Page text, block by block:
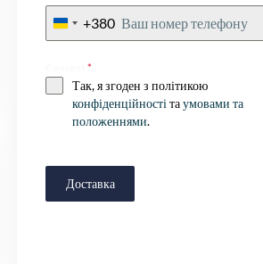
Ukraine
+380
*
Так, я згоден з політикою
конфіденційності таумовами та
положеннями.
Доставка